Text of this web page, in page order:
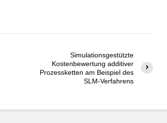
Simulationsgestützte
Kostenbewertung additiver
Prozessketten am Beispiel des
SLM-Verfahrens